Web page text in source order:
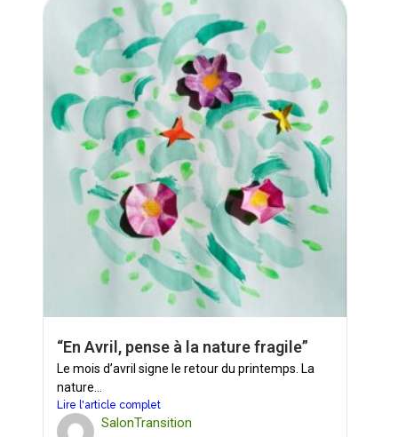
“En Avril, pense à la nature fragile”
Le mois d’avril signe le retour du printemps. La
nature...
Lire l'article complet
SalonTransition